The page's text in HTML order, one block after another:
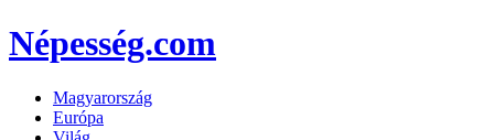
Népesség.com
Magyarország
Európa